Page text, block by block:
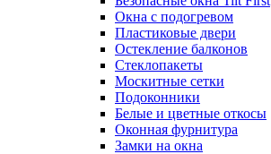
Окна с подогревом
Пластиковые двери
Остекление балконов
Стеклопакеты
Москитные сетки
Подоконники
Белые и цветные откосы
Оконная фурнитура
Замки на окна